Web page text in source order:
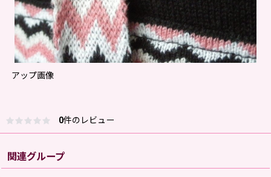
アップ画像
0件のレビュー
関連グループ